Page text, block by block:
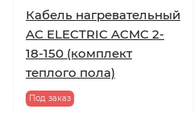
Кабель нагревательный
AC ELECTRIC ACMC 2-
18-150 (комплект
теплого пола)
Под заказ